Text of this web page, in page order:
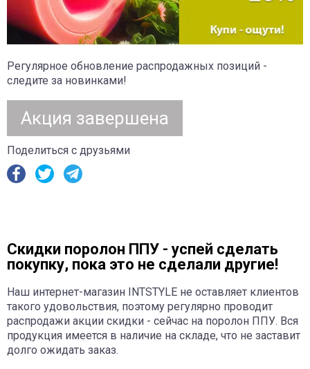
Регулярное обновление распродажных позиций -
следите за новинками!
Акция завершена
Поделиться с друзьями
Скидки поролон ППУ - успей сделать
покупку, пока это не сделали другие!
Наш интернет-магазин INTSTYLE не оставляет клиентов
такого удовольствия, поэтому регулярно проводит
распродажи акции скидки - сейчас на поролон ППУ. Вся
продукция имеется в наличие на складе, что не заставит
долго ожидать заказ.